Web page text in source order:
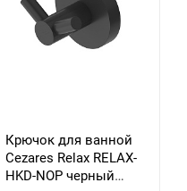
Крючок для ванной
Cezares Relax RELAX-
HKD-NOP черный